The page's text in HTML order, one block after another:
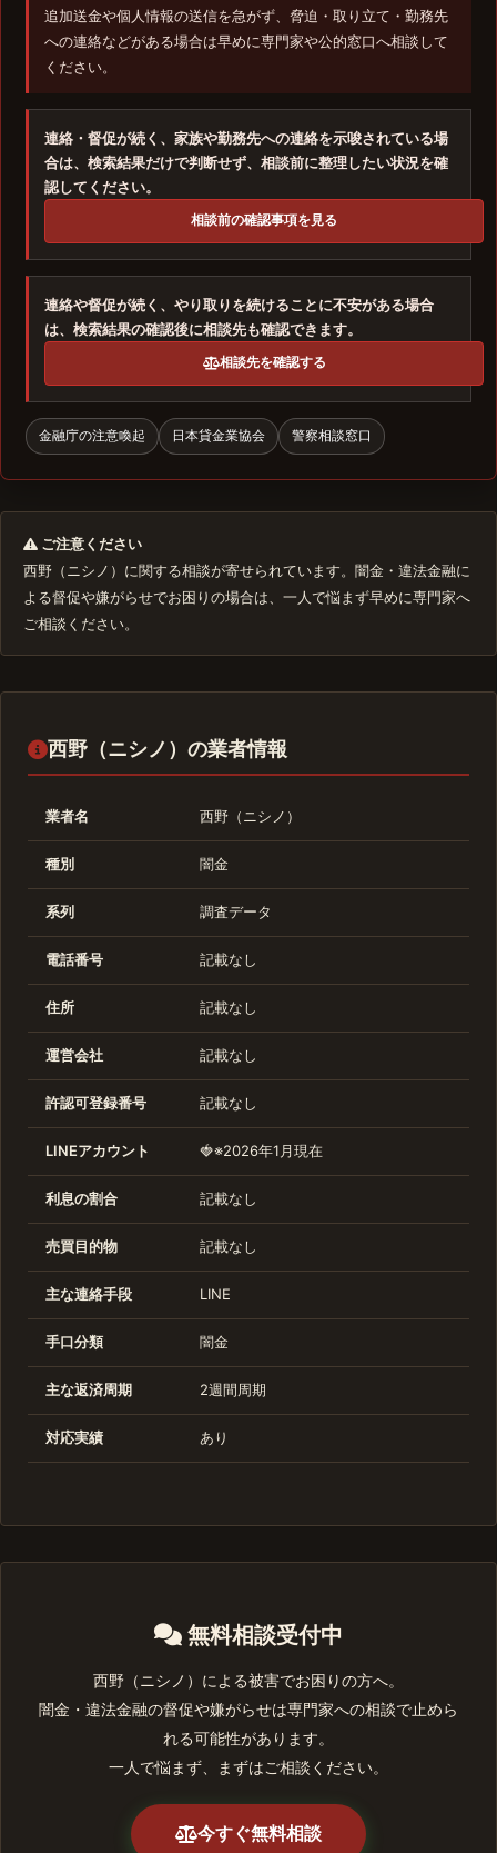
追加送金や個人情報の送信を急がず、脅迫・取り立て・勤務先
への連絡などがある場合は早めに専門家や公的窓口へ相談して
ください。
連絡・督促が続く、家族や勤務先への連絡を示唆されている場
合は、検索結果だけで判断せず、相談前に整理したい状況を確
認してください。
相談前の確認事項を見る
連絡や督促が続く、やり取りを続けることに不安がある場合
は、検索結果の確認後に相談先も確認できます。
相談先を確認する
金融庁の注意喚起 日本貸金業協会 警察相談窓口
ご注意ください
西野（ニシノ）に関する相談が寄せられています。闇金・違法金融に
よる督促や嫌がらせでお困りの場合は、一人で悩まず早めに専門家へ
ご相談ください。
西野（ニシノ）の業者情報
業者名 西野（ニシノ）
種別 闇金
系列 調査データ
電話番号 記載なし
住所 記載なし
運営会社 記載なし
許認可登録番号 記載なし
LINEアカウント 🍓※2026年1月現在
利息の割合 記載なし
売買目的物 記載なし
主な連絡手段 LINE
手口分類 闇金
主な返済周期 2週間周期
対応実績 あり
無料相談受付中
西野（ニシノ）による被害でお困りの方へ。
闇金・違法金融の督促や嫌がらせは専門家への相談で止めら
れる可能性があります。
一人で悩まず、まずはご相談ください。
今すぐ無料相談